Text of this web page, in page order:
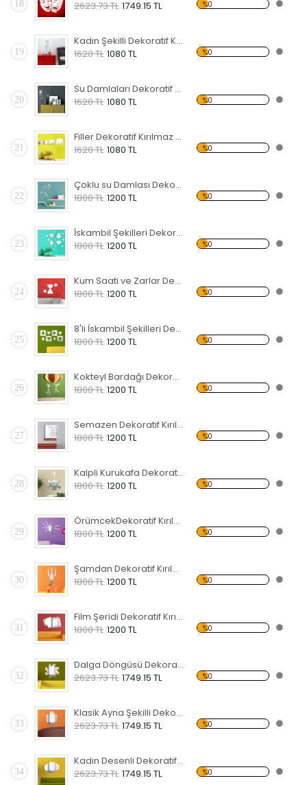
18 2623.73 TL 1749.15 TL %0
19
Kadın Şekilli Dekoratif Kırılmaz Ayna
1620 TL 1080 TL %0
20
Su Damlaları Dekoratif Kırılmaz Ayna
1620 TL 1080 TL %0
21
Filler Dekoratif Kırılmaz Ayna
1620 TL 1080 TL %0
22
Çoklu su Damlası Dekoratif Kırılmaz Ayna
1800 TL 1200 TL %0
23
İskambil Şekilleri Dekoratif Kırılmaz Ayna
1800 TL 1200 TL %0
24
Kum Saati ve Zarlar Dekoratif Kırılmaz Ayna
1800 TL 1200 TL %0
25
8'li İskambil Şekilleri Dekoratif Kırılmaz Ayna
1800 TL 1200 TL %0
26
Kokteyl Bardağı Dekoratif Kırılmaz Ayna
1800 TL 1200 TL %0
27
Semazen Dekoratif Kırılmaz Ayna
1800 TL 1200 TL %0
28
Kalpli Kurukafa Dekoratif Kırılmaz Ayna
1800 TL 1200 TL %0
29
ÖrümcekDekoratif Kırılmaz Ayna
1800 TL 1200 TL %0
30
Şamdan Dekoratif Kırılmaz Ayna
1800 TL 1200 TL %0
31
Film Şeridi Dekoratif Kırılmaz Ayna
1800 TL 1200 TL %0
32
Dalga Döngüsü Dekoratif Kırılmaz Ayna
2623.73 TL 1749.15 TL %0
33
Klasik Ayna Şekilli Dekoratif Kırılmaz Ayna
2623.73 TL 1749.15 TL %0
34
Kadın Desenli Dekoratif Kırılmaz Ayna
2623.73 TL 1749.15 TL %0